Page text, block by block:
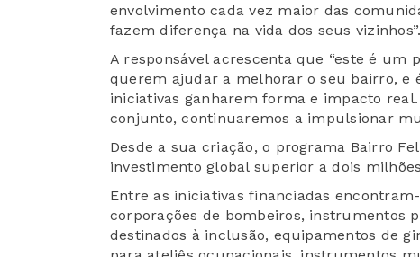
envolvimento cada vez maior das
fazem diferença na vida dos seus vizinhos”.
A responsável acrescenta que “este é um
querem ajudar a melhorar o seu bairro, e
iniciativas ganharem forma e impacto
conjunto, continuaremos a impulsionar
Desde a sua criação, o programa Bairro
investimento global superior a dois
Entre as iniciativas financiadas
corporações de bombeiros, instrumentos
destinados à inclusão, equipamentos de